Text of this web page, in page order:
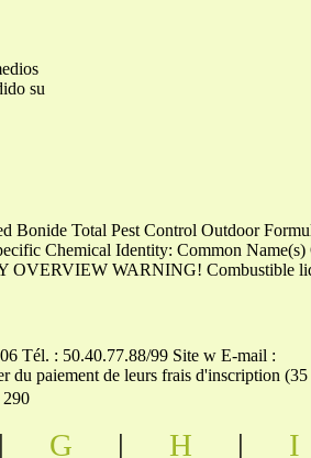
su
Bonide Total Pest Control Outdoor
Chemical Identity: Common
WARNING! Combustible
Tél. : 50.40.77.88/99 Site w E-mail :
du paiement de leurs frais d'inscription
290
G | H | I